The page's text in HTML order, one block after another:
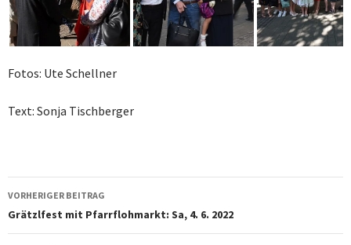
Fotos: Ute Schellner
Text: Sonja Tischberger
Beitragsnavigation
VORHERIGER BEITRAG
Grätzlfest mit Pfarrflohmarkt: Sa, 4. 6. 2022